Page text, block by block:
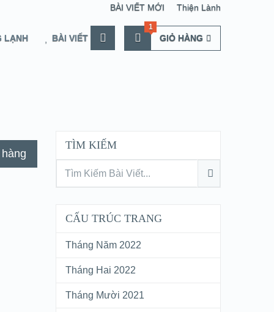
BÀI VIẾT MỚI Thiện Lành
LẠNH BÀI VIẾT GIỎ HÀNG
1
TÌM KIẾM
CẤU TRÚC TRANG
Tháng Năm 2022
Tháng Hai 2022
Tháng Mười 2021